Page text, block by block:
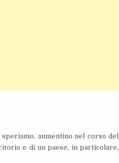
speriamo, aumentino nel corso del
e di un paese, in particolare,